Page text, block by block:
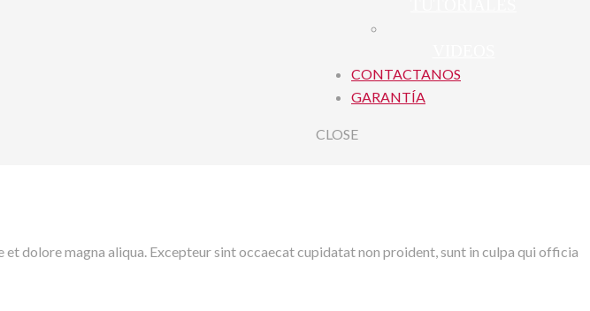
CONTACTANOS
GARANTÍA
CLOSE
dolore magna aliqua. Excepteur sint occaecat cupidatat non proident, sunt in culpa qui officia